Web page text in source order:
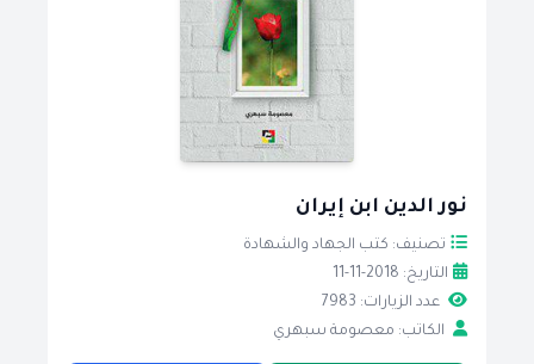
نور الدين ابن إيران
تصنيف: كتب الجهاد والشهادة
التاريخ: 2018-11-11
عدد الزيارات: 7983
الكاتب: معصومة سبهري